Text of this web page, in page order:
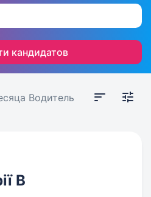
кандидатов
Водитель
B